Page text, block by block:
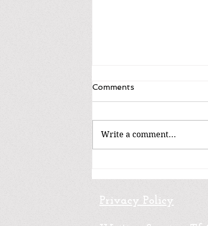
Comments
Write a comment...
Privacy Policy